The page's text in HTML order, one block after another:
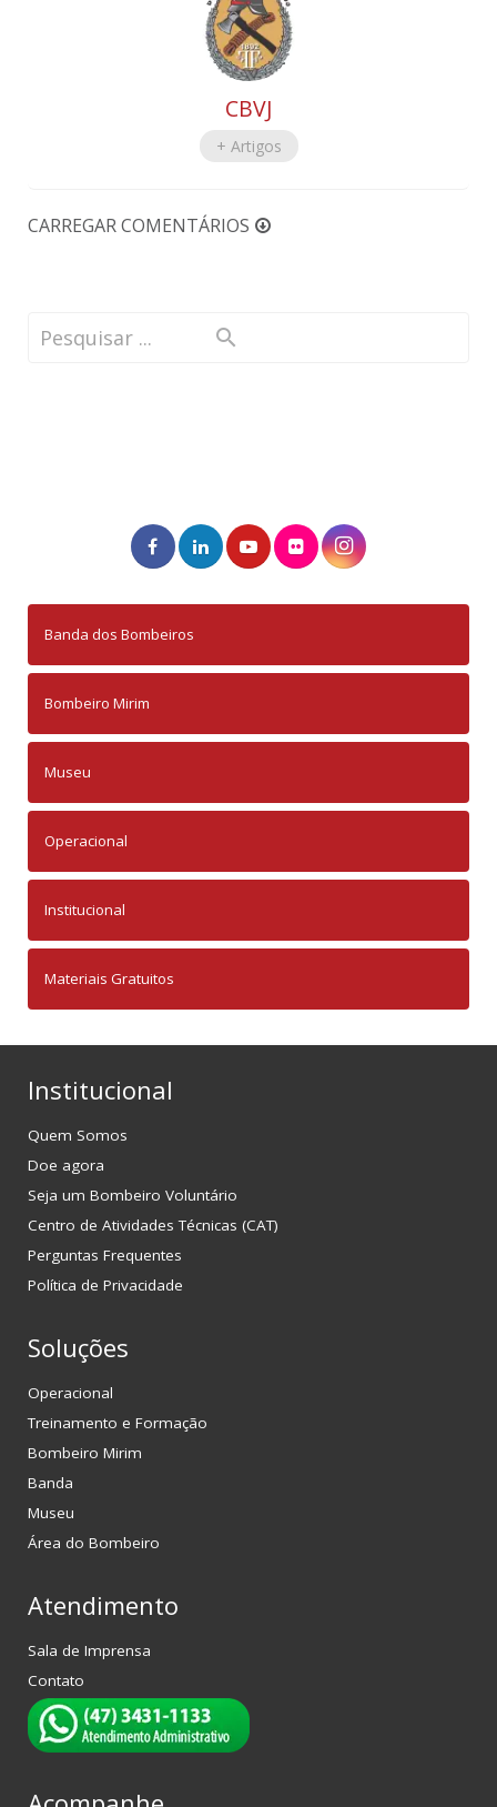
CBVJ
+ Artigos
CARREGAR COMENTÁRIOS
Banda dos Bombeiros
Bombeiro Mirim
Museu
Operacional
Institucional
Materiais Gratuitos
Institucional
Quem Somos
Doe agora
Seja um Bombeiro Voluntário
Centro de Atividades Técnicas (CAT)
Perguntas Frequentes
Política de Privacidade
Soluções
Operacional
Treinamento e Formação
Bombeiro Mirim
Banda
Museu
Área do Bombeiro
Atendimento
Sala de Imprensa
Contato